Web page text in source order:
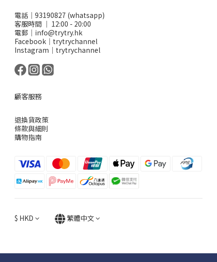
電話｜93190827 (whatsapp)
客服時間 ｜ 12:00 - 20:00
電郵｜info@trytry.hk
Facebook｜trytrychannel
Instagram｜trytrychannel
顧客服務
退換貨政策
條款與細則
購物指南
$ HKD 繁體中文